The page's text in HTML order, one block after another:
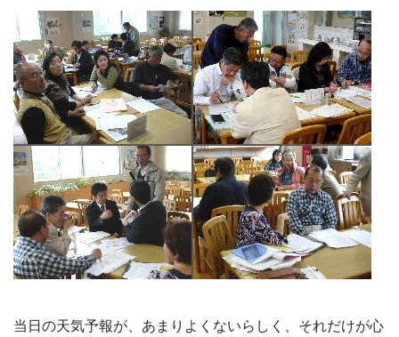
当日の天気予報が、あまりよくないらしく、それだけが心